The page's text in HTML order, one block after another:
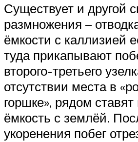
Существует и другой
размножения –
ёмкости с каллизией
туда прикапывают
второго-третьего
отсутствии места в
горшке», рядом
ёмкость с землёй.
укоренения побег